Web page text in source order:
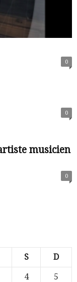
0
0
musicien
0
S D
4
5